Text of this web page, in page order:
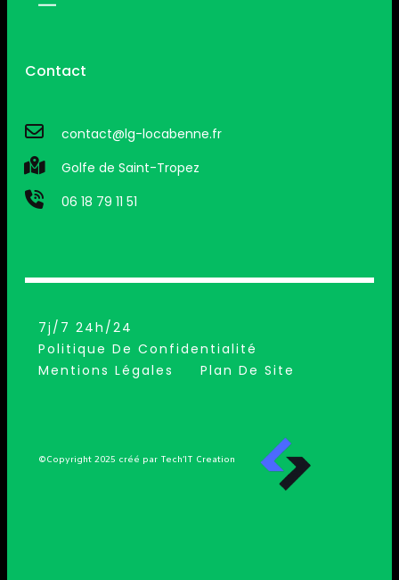
Contact
contact@lg-locabenne.fr
Golfe de Saint-Tropez
06 18 79 11 51
7j/7 24h/24
Politique De Confidentialité
Mentions Légales
Plan De Site
©Copyright 2025 créé par Tech’IT Creation